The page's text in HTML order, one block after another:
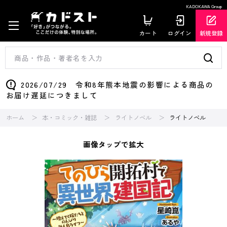
KADOKAWA Group
カート ログイン 新規登録
2026/07/29 令和8年熊本地震の影響による商品の
お届け遅延につきまして
ホーム 本・コミック・雑誌 ライトノベル ライトノベル
画像タップで拡大